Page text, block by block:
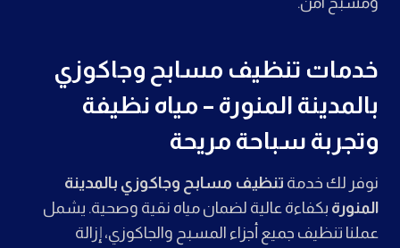
خدمات تنظيف مسابح وجاكوزي
بالمدينة المنورة – مياه نظيفة
وتجربة سباحة مريحة
نوفر لك خدمة تنظيف مسابح وجاكوزي بالمدينة
المنورة بكفاءة عالية لضمان مياه نقية وصحية. يشمل
عملنا تنظيف جميع أجزاء المسبح والجاكوزي، إزالة